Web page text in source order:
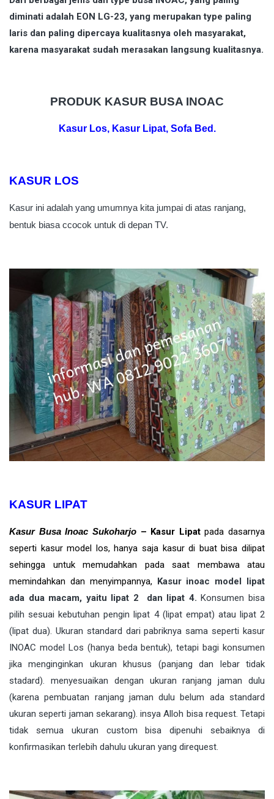
diminati adalah EON LG-23, yang merupakan type paling
laris dan paling dipercaya kualitasnya oleh masyarakat,
karena masyarakat sudah merasakan langsung kualitasnya.
PRODUK KASUR BUSA INOAC
Kasur Los, Kasur Lipat, Sofa Bed.
KASUR LOS
Kasur ini adalah yang umumnya kita jumpai di atas ranjang,
bentuk biasa ccocok untuk di depan TV.
KASUR LIPAT
Kasur Busa Inoac Sukoharjo– Kasur Lipatpada dasarnya
seperti kasur model los, hanya saja kasur di buat bisa dilipat
sehingga untuk memudahkan pada saat membawa atau
memindahkan dan menyimpannya, Kasur inoac model lipat
ada dua macam, yaitu lipat 2 dan lipat 4.Konsumen bisa
pilih sesuai kebutuhan pengin lipat 4 (lipat empat) atau lipat 2
(lipat dua). Ukuran standard dari pabriknya sama seperti kasur
INOAC model Los (hanya beda bentuk), tetapi bagi konsumen
jika menginginkan ukuran khusus (panjang dan lebar tidak
stadard). menyesuaikan dengan ukuran ranjang jaman dulu
(karena pembuatan ranjang jaman dulu belum ada standard
ukuran seperti jaman sekarang). insya Alloh bisa request. Tetapi
tidak semua ukuran custom bisa dipenuhi sebaiknya di
konfirmasikan terlebih dahulu ukuran yang direquest.